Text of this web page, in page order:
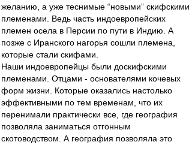
желанию, а уже теснимые “новыми” скифскими
племенами. Ведь часть индоевропейских
племен осела в Персии по пути в Индию. А
позже с Иранского нагорья сошли племена,
которые стали скифами.
Наши индоевропейцы были доскифскими
племенами. Отцами - основателями кочевых
форм жизни. Которые оказались настолько
эффективными по тем временам, что их
перенимали практически все, где география
позволяла заниматься отгонным
скотоводством. А география позволяла это